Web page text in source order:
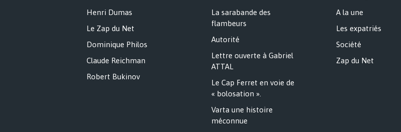
Henri Dumas
Le Zap du Net
Dominique Philos
Claude Reichman
Robert Bukinov
La sarabande des
flambeurs
Autorité
Lettre ouverte à Gabriel
ATTAL
Le Cap Ferret en voie de
« bolosation ».
Varta une histoire
méconnue
A la une
Les expatriés
Société
Zap du Net